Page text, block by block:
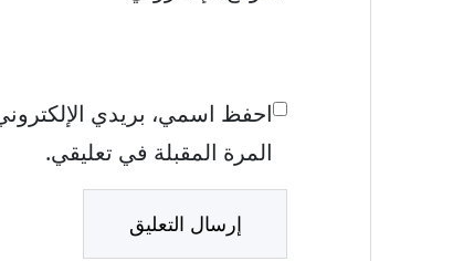
احفظ اسمي، بريدي
المرة المقبلة في تعليقي.